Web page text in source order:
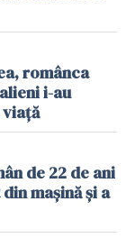
românca
i-au
de 22 de ani
mașină și a